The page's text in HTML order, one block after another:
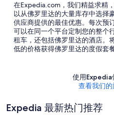
在Expedia.com，我们精益求精
以从佛罗里达的大量库存中选择
供应商提供的最佳优惠。每次预
可以在同一个平台定制您的整个
租车，还包括佛罗里达的酒店。
低的价格获得佛罗里达的度假套餐
使用Expedia
查看我们
Expedia 最新热门推荐